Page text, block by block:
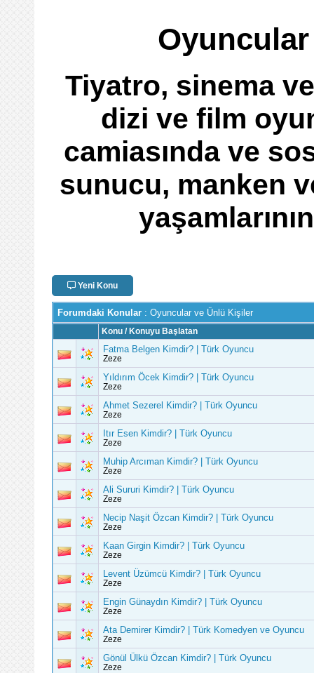
Tiyatro, sinema
dizi ve film
camiasında ve
sunucu, manken
Yeni Konu
Forumdaki Konular : Oyuncular ve Ünlü Kişiler
Konu / Konuyu Başlatan
Fatma Belgen Kimdir? | Türk Oyuncu
Zeze
Yıldırım Öcek Kimdir? | Türk Oyuncu
Zeze
Ahmet Sezerel Kimdir? | Türk Oyuncu
Zeze
Itır Esen Kimdir? | Türk Oyuncu
Zeze
Muhip Arcıman Kimdir? | Türk Oyuncu
Zeze
Ali Sururi Kimdir? | Türk Oyuncu
Zeze
Necip Naşit Özcan Kimdir? | Türk Oyuncu
Zeze
Kaan Girgin Kimdir? | Türk Oyuncu
Zeze
Levent Üzümcü Kimdir? | Türk Oyuncu
Zeze
Engin Günaydın Kimdir? | Türk Oyuncu
Zeze
Ata Demirer Kimdir? | Türk Komedyen ve Oyuncu
Zeze
Gönül Ülkü Özcan Kimdir? | Türk Oyuncu
Zeze